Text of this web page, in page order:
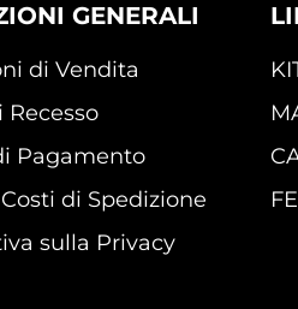
GENERALI
di Vendita
Pagamento
di Spedizione
sulla Privacy